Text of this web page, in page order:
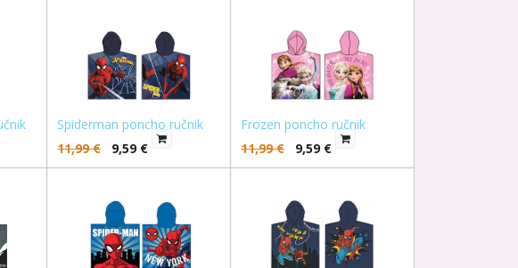
Spiderman poncho ručnik
11,99€ 9,59 €
Frozen poncho ručnik
11,99€ 9,59 €